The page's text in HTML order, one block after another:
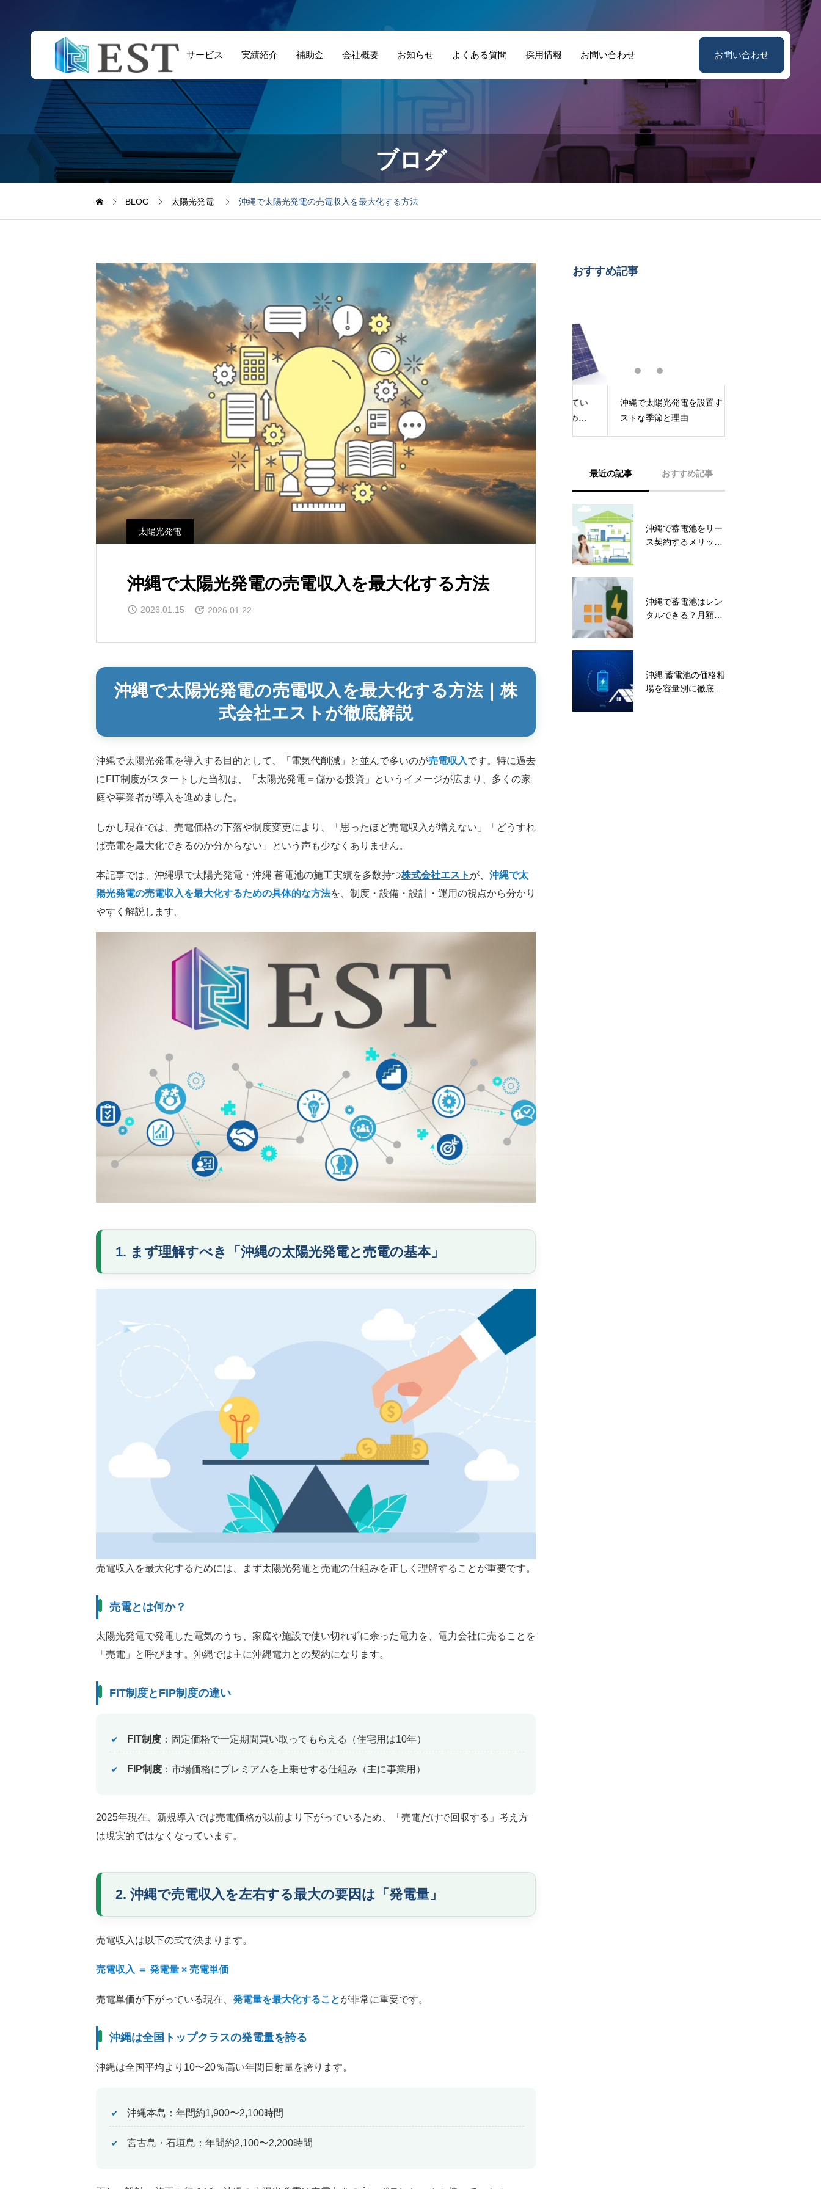
サービス 実績紹介 補助金 会社概要 お知らせ よくある質問 採用情報 お問い合わせ お問い合わせ
ブログ
BLOG 太陽光発電 沖縄で太陽光発電の売電収入を最大化する方法
太陽光発電
沖縄で太陽光発電の売電収入を最大化する方法
2026.01.15 2026.01.22
沖縄で太陽光発電の売電収入を最大化する方法｜株
式会社エストが徹底解説
沖縄で太陽光発電を導入する目的として、「電気代削減」と並んで多いのが売電収入です。特に過去
にFIT制度がスタートした当初は、「太陽光発電＝儲かる投資」というイメージが広まり、多くの家
庭や事業者が導入を進めました。
しかし現在では、売電価格の下落や制度変更により、「思ったほど売電収入が増えない」「どうすれ
ば売電を最大化できるのか分からない」という声も少なくありません。
本記事では、沖縄県で太陽光発電・沖縄 蓄電池の施工実績を多数持つ株式会社エスト が、 沖縄で太
陽光発電の売電収入を最大化するための具体的な方法を、制度・設備・設計・運用の視点から分かり
やすく解説します。
1. まず理解すべき「沖縄の太陽光発電と売電の基本」
売電収入を最大化するためには、まず太陽光発電と売電の仕組みを正しく理解することが重要です。
売電とは何か？
太陽光発電で発電した電気のうち、家庭や施設で使い切れずに余った電力を、電力会社に売ることを
「売電」と呼びます。沖縄では主に沖縄電力との契約になります。
FIT制度とFIP制度の違い
FIT制度 ：固定価格で一定期間買い取ってもらえる（住宅用は10年）
FIP制度 ：市場価格にプレミアムを上乗せする仕組み（主に事業用）
2025年現在、新規導入では売電価格が以前より下がっているため、「売電だけで回収する」考え方
は現実的ではなくなっています。
2. 沖縄で売電収入を左右する最大の要因は「発電量」
売電収入は以下の式で決まります。
売電収入 ＝ 発電量 × 売電単価
売電単価が下がっている現在、 発電量を最大化することが非常に重要です。
沖縄は全国トップクラスの発電量を誇る
沖縄は全国平均より10〜20％高い年間日射量を誇ります。
沖縄本島：年間約1,900〜2,100時間
宮古島・石垣島：年間約2,100〜2,200時間
おすすめ記事
今の蓄電池、10年以上使ってい
ませんか？沖縄の家庭で始める
入れ替えチェック
沖縄で太陽光発電を設置するベ
ストな季節と理由
最近の記事 おすすめ記事
沖縄で蓄電池をリー
ス契約するメリッ
沖縄で蓄電池はレン
タルできる？月額料
沖縄 蓄電池の価格相
場を容量別に徹底比
太陽光発電のメリッ
ト
沖縄で蓄電池を設置
するならいつがベス
沖縄のエコキュート
おすすめ比較｜メー